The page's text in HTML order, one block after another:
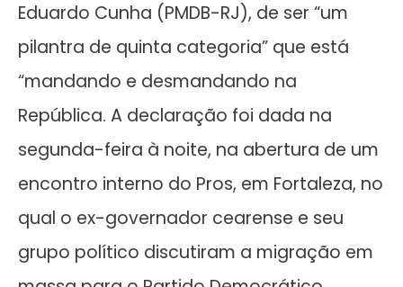
Eduardo Cunha (PMDB-RJ), de ser “um
pilantra de quinta categoria” que está
“mandando e desmandando na
República. A declaração foi dada na
segunda-feira à noite, na abertura de um
encontro interno do Pros, em Fortaleza, no
qual o ex-governador cearense e seu
grupo político discutiram a migração em